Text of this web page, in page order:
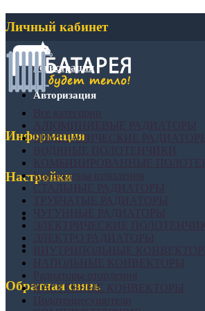
Личный кабинет
Регистрация
Авторизация
Информация
Настройки
Обратная связь
БИМЕТАЛИЧЕСКИЕ РАДИАТОРЫ
Конвекторы отопления
СТАЛЬНЫЕ РАДИАТОРЫ
НАСТЕННЫЕ КОНВЕКТОРЫ